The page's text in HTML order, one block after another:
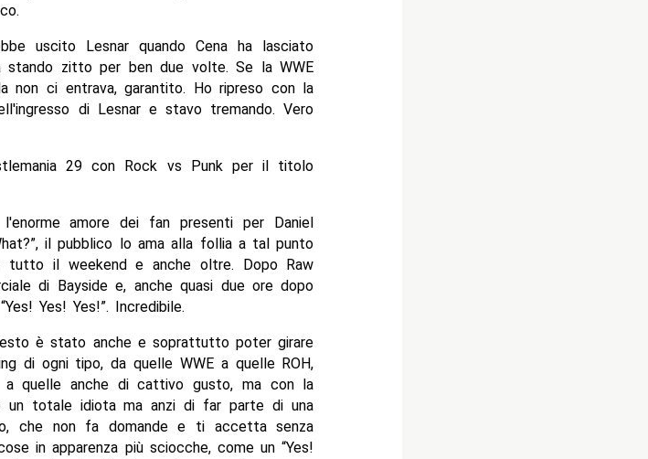
uscito Lesnar quando Cena ha lasciato
stando zitto per ben due volte. Se la WWE
non ci entrava, garantito. Ho ripreso con la
di Lesnar e stavo tremando. Vero
29 con Rock vs Punk per il titolo
amore dei fan presenti per Daniel
il pubblico lo ama alla follia a tal punto
tutto il weekend e anche oltre. Dopo Raw
di Bayside e, anche quasi due ore dopo
Yes! Yes!”. Incredibile.
è stato anche e soprattutto poter girare
di ogni tipo, da quelle WWE a quelle ROH,
a quelle anche di cattivo gusto, ma con la
un totale idiota ma anzi di far parte di una
che non fa domande e ti accetta senza
in apparenza più sciocche, come un “Yes!